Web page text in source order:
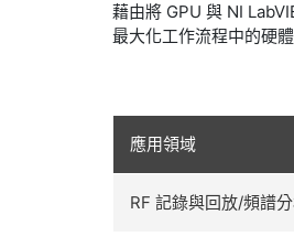
藉由將 GPU 與 NI
最大化工作流程中的硬
應用領域
RF 記錄與回放/頻譜